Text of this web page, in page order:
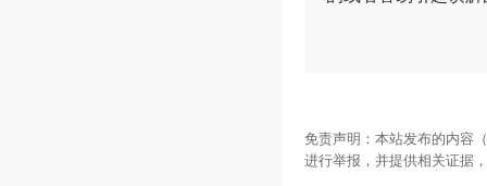
免责声明：本站发布的内容
进行举报，并提供相关证据